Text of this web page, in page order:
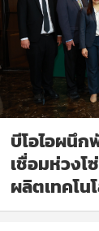
บีโอไอผนึก
เชื่อมห่วงโ
ผลิตเทคโ